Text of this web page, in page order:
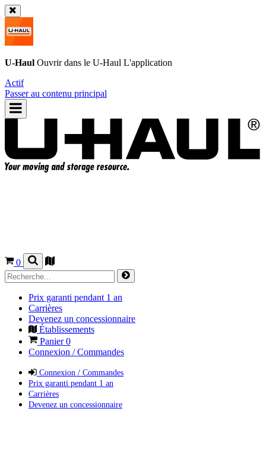
U-Haul Ouvrir dans le U-Haul L'application
Actif
Passer au contenu principal
0
Prix garanti pendant 1 an
Carrières
Devenez un concessionnaire
Établissements
Panier0
Connexion / Commandes
Connexion / Commandes
Prix garanti pendant 1 an
Carrières
Devenez un concessionnaire